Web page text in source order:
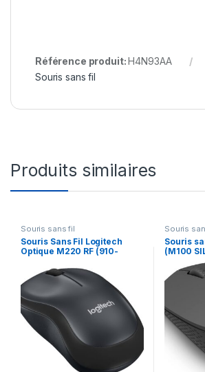
Référence produit:H4N93AA
Souris sans fil
Produits similaires
Souris sans fil
Souris Sans Fil Logitech
Optique M220 RF (910-
Souris
Souris
(M100